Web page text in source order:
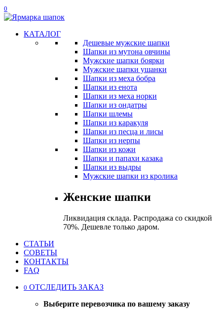
0
КАТАЛОГ
Дешевые мужские шапки
Шапки из мутона овчины
Мужские шапки боярки
Мужские шапки ушанки
Шапки из меха бобра
Шапки из енота
Шапки из меха норки
Шапки из ондатры
Шапки шлемы
Шапки из каракуля
Шапки из песца и лисы
Шапки из нерпы
Шапки из кожи
Шапки и папахи казака
Шапки из выдры
Мужские шапки из кролика
Женские шапки
Ликвидация склада. Распродажа со скидкой
70%. Дешевле только даром.
СТАТЬИ
СОВЕТЫ
КОНТАКТЫ
FAQ
0 ОТСЛЕДИТЬ ЗАКАЗ
Выберите перевозчика по вашему заказу